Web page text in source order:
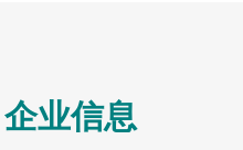
企业信息